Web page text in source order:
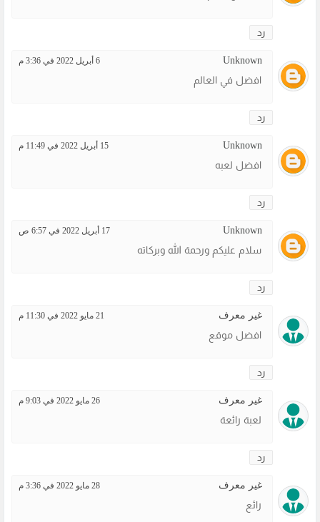
رد
Unknown 6 أبريل 2022 في 3:36 م
افضل في العالم
رد
Unknown 15 أبريل 2022 في 11:49 م
افضل لعبه
رد
Unknown 17 أبريل 2022 في 6:57 ص
سلام عليكم ورحمة الله وبركاته
رد
غير معرف 21 مايو 2022 في 11:30 م
افضل موقع
رد
غير معرف 26 مايو 2022 في 9:03 م
لعبة رائعة
رد
غير معرف 28 مايو 2022 في 3:36 م
رائع